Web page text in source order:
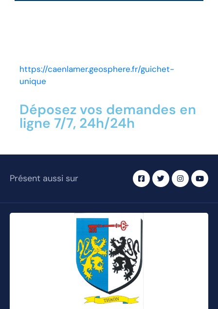
https://caenlamer.geosphere.fr/guichet-
unique
Déposez vos demandes en
ligne 7/7, 24h/24h
Présent aussi sur